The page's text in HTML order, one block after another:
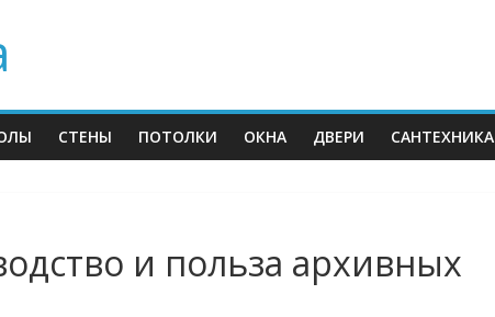
СТЕНЫ ПОТОЛКИ ОКНА ДВЕРИ САНТЕХНИКА
и польза архивных